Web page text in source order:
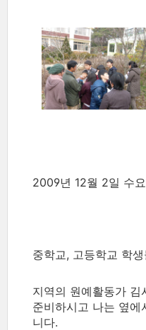
2009년 12월 2일 수
중학교, 고등학교 학
지역의 원예활동가 김
준비하시고 나는 옆
니다.